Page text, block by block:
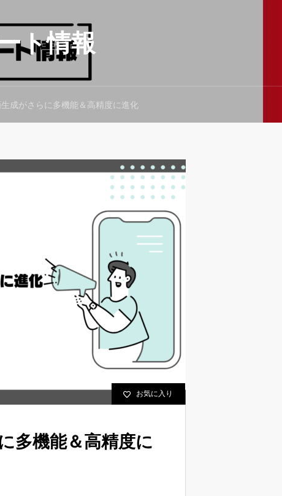
ト情報
成がさらに多機能＆高精度に進化
お気に入り
多機能＆高精度に